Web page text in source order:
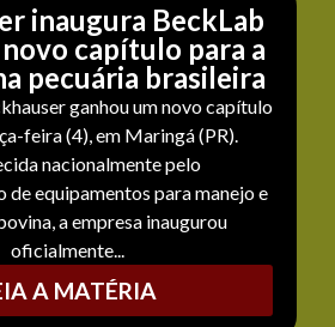
inaugura BeckLab
capítulo para a
pecuária brasileira
ganhou um novo capítulo
feira (4), em Maringá (PR).
nacionalmente pelo
de equipamentos para manejo e
a empresa inaugurou
oficialmente...
A MATÉRIA